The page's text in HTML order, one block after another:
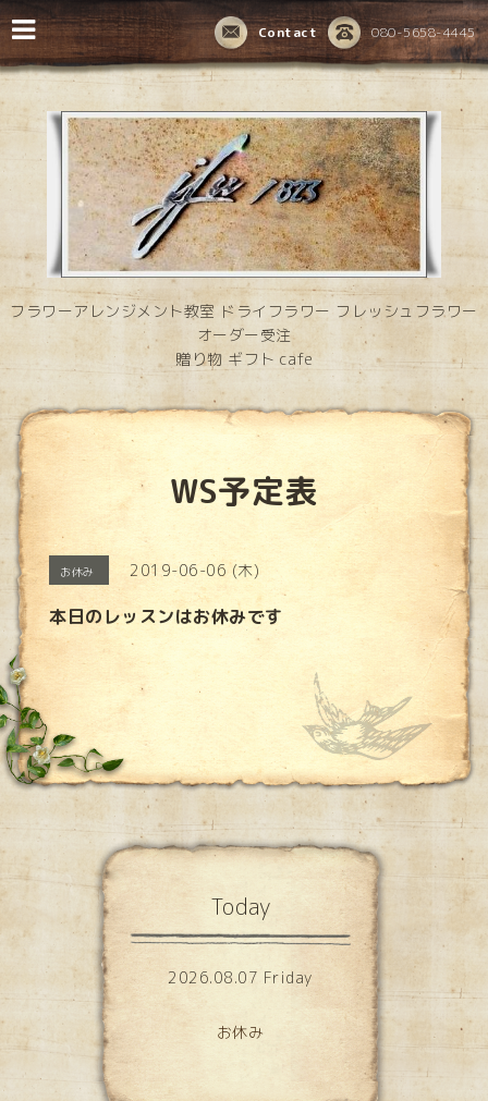
080-5658-4445
Contact
フラワーアレンジメント教室 ドライフラワー フレッシュフラワー
オーダー受注
贈り物 ギフト cafe
WS予定表
お休み 2019-06-06 (木)
本日のレッスンはお休みです
Today
2026.08.07 Friday
お休み